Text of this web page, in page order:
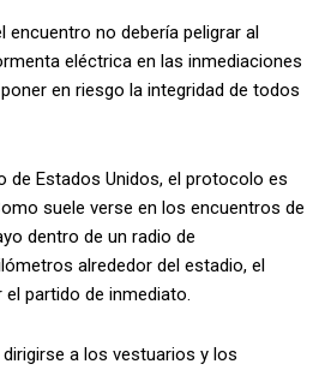
encuentro no debería peligrar al
eléctrica en las inmediaciones
en riesgo la integridad de todos
de Estados Unidos, el protocolo es
suele verse en los encuentros de
dentro de un radio de
alrededor del estadio, el
partido de inmediato.
a los vestuarios y los